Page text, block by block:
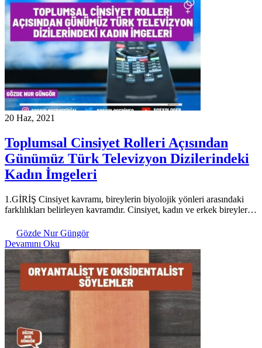
20 Haz, 2021
Toplumsal Cinsiyet Rolleri Açısından
Günümüz Türk Televizyon Dizilerindeki
Kadın İmgeleri
1.GİRİŞ Cinsiyet kavramı, bireylerin biyolojik yönleri arasındaki
farklılıkları belirleyen kavramdır. Cinsiyet, kadın ve erkek bireyler…
Gözde Nur Güngör
Devamını Oku